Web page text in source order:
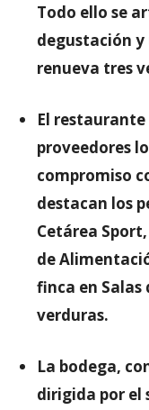
Todo ello se
degustación
renueva tres
El
proveedores
compromiso
destacan los
Cetárea
de
finca en Salas
verduras.
La bodega,
dirigida por el